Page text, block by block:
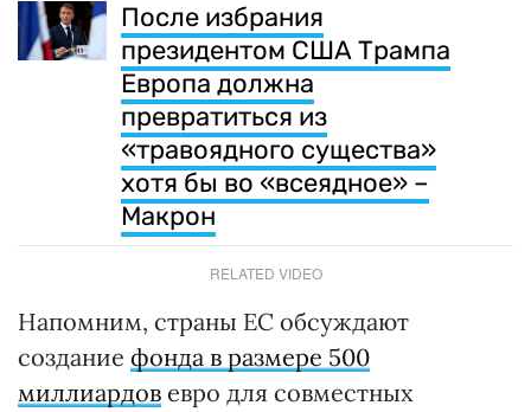
После избрания
президентом США Трампа
Европа должна
превратиться из
«травоядного существа»
хотя бы во «всеядное» –
Макрон
RELATED VIDEO
Напомним, страны ЕС обсуждают
создание фонда в размере 500
миллиардов евро для совместных